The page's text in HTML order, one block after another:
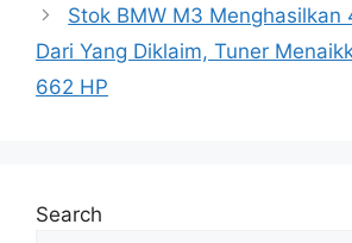
Stok BMW M3 Menghasilkan
Dari Yang Diklaim, Tuner
662 HP
Search